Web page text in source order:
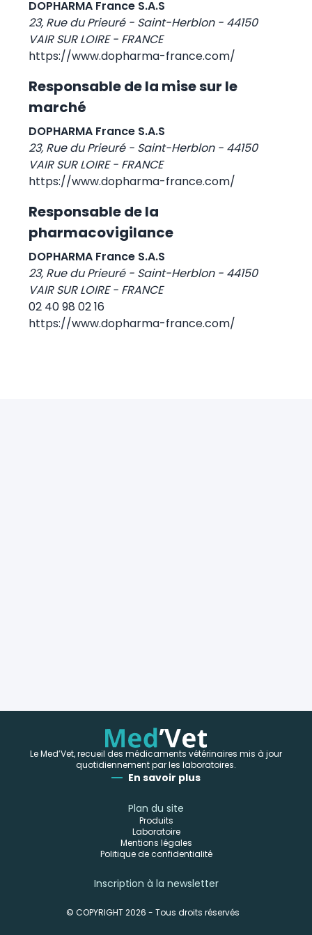
DOPHARMA France S.A.S
23, Rue du Prieuré - Saint-Herblon - 44150
VAIR SUR LOIRE - FRANCE
https://www.dopharma-france.com/
Responsable de la mise sur le
marché
DOPHARMA France S.A.S
23, Rue du Prieuré - Saint-Herblon - 44150
VAIR SUR LOIRE - FRANCE
https://www.dopharma-france.com/
Responsable de la
pharmacovigilance
DOPHARMA France S.A.S
23, Rue du Prieuré - Saint-Herblon - 44150
VAIR SUR LOIRE - FRANCE
02 40 98 02 16
https://www.dopharma-france.com/
Le Med’Vet, recueil des médicaments vétérinaires mis à jour
quotidiennement par les laboratoires.
En savoir plus
Plan du site
Produits
Laboratoire
Mentions légales
Politique de confidentialité
Inscription à la newsletter
© COPYRIGHT 2026 - Tous droits réservés